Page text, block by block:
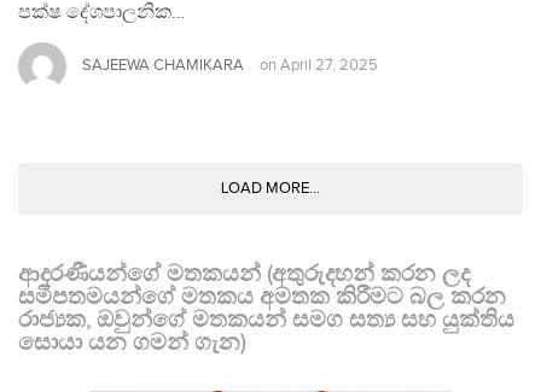
පක්ෂ දේශපාලනික…
SAJEEWA CHAMIKARA on April 27, 2025
LOAD MORE...
ආදරණීයන්ගේ මතකයන් (අතුරුදහන් කරන ලද
සමීපතමයන්ගේ මතකය අමතක කිරීමට බල කරන
රාජ්‍යක, ඔවුන්ගේ මතකයන් සමග සත්‍ය සහ යුක්තිය
සොයා යන ගමන් ගැන)